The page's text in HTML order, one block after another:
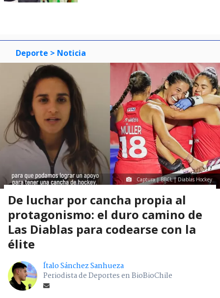
Deporte > Noticia
Captura | BBCL | Diablas Hockey
De luchar por cancha propia al
protagonismo: el duro camino de
Las Diablas para codearse con la
élite
Ítalo Sánchez Sanhueza
Periodista de Deportes en BioBioChile